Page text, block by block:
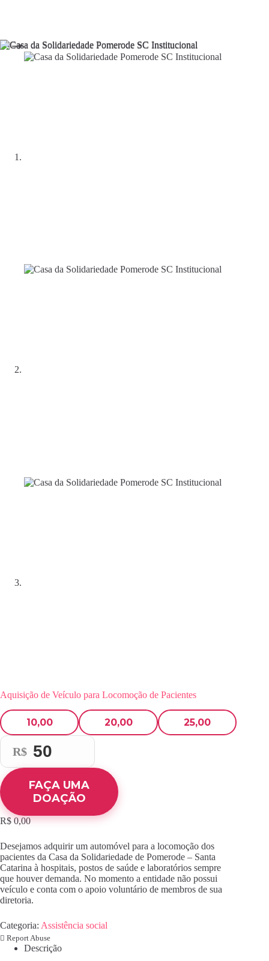
Aquisição de Veículo para Locomoção de Pacientes
10,00 20,00 25,00
R$
FAÇA UMA
DOAÇÃO
R$ 0,00
Desejamos adquirir um automóvel para a locomoção dos
pacientes da Casa da Solidariedade de Pomerode – Santa
Catarina à hospitais, postos de saúde e laboratórios sempre
que houver demanda. No momento a entidade não possui
veículo e conta com o apoio voluntário de membros de sua
diretoria.
Categoria: Assistência social
Report Abuse
Descrição